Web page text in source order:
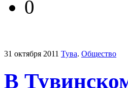
0
31 октября 2011 Тува. Общество
В